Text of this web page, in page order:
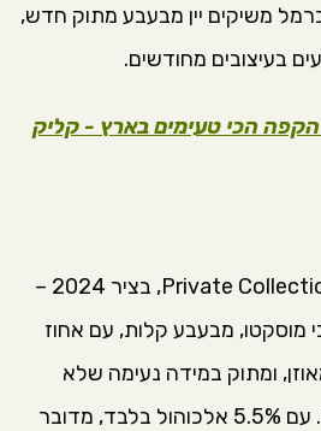
משיקים יין מבעבע מתוק חדש,
בעיצובים מחודשים.
הכי טעימים בארץ - קליק
מוסקטו רוזה מסדרת Private Collection, בציר 2024 –
מוסקטו, מבעבע קלות, עם אחוז
ומתוק במידה נעימה שלא
מרגישה כמו תירוש מוגז. עם 5.5% אלכוהול בלבד, מדובר